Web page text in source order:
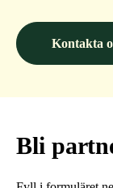
Kontakta
Bli